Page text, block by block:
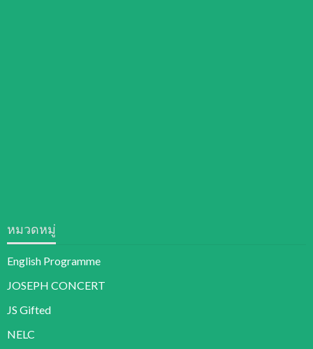
หมวดหมู่
English Programme
JOSEPH CONCERT
JS Gifted
NELC